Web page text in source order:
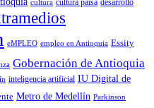
cultura cultura paisa desarrollo
eMPLEO empleo en Antioquia Essity
Gobernación de Antioquia
inteligencia artificial IU Digital de
Metro de Medellín Parkinson